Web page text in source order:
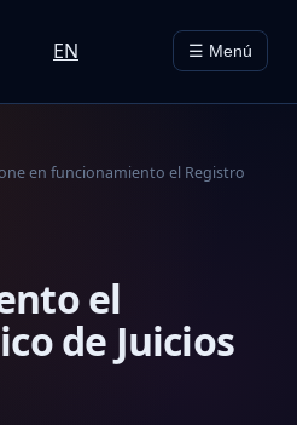
EN ☰ Menú
en funcionamiento el Registro
el
de Juicios